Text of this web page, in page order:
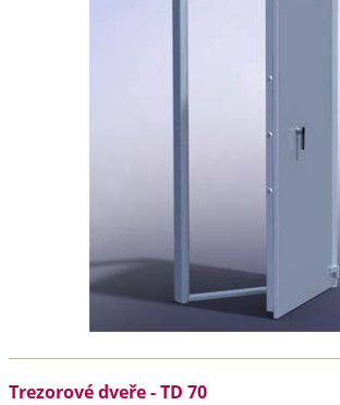
Trezorové dveře - TD 70